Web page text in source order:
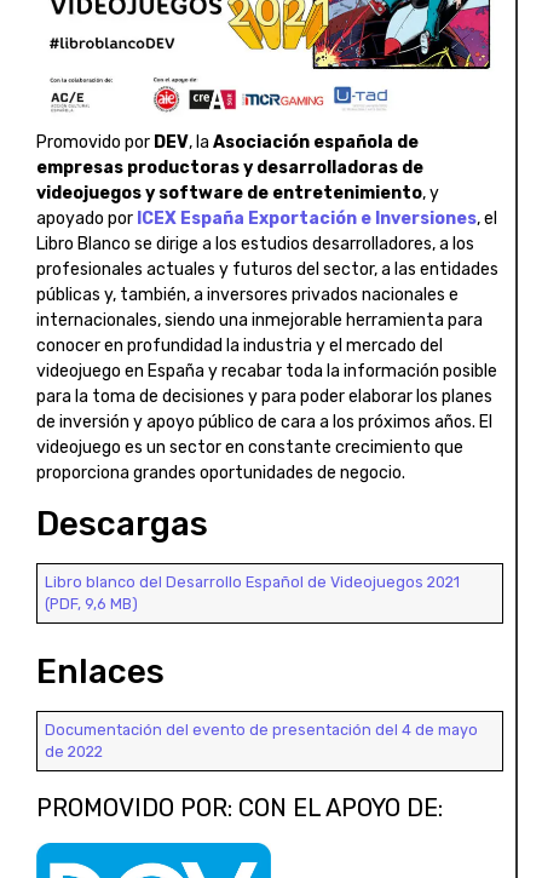
Promovido por DEV, la Asociación española de
empresas productoras y desarrolladoras de
videojuegos y software de entretenimiento,y
apoyado por ICEX España Exportación e Inversiones, el
Libro Blanco se dirige a los estudios desarrolladores, a los
profesionales actuales y futuros del sector, a las entidades
públicas y, también, a inversores privados nacionales e
internacionales, siendo una inmejorable herramienta para
conocer en profundidad la industria y el mercado del
videojuego en España y recabar toda la información posible
para la toma de decisiones y para poder elaborar los planes
de inversión y apoyo público de cara a los próximos años. El
videojuego es un sector en constante crecimiento que
proporciona grandes oportunidades de negocio.
Descargas
Libro blanco del Desarrollo Español de Videojuegos 2021
(PDF, 9,6 MB)
Enlaces
Documentación del evento de presentación del 4 de mayo
de 2022
PROMOVIDO POR: CON EL APOYO DE: